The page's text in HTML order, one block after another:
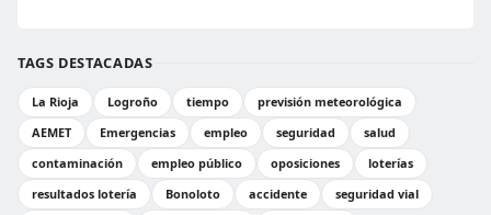
TAGS DESTACADAS
La Rioja Logroño tiempo
previsión meteorológica
AEMET
Emergencias empleo seguridad
salud
contaminación
empleo público oposiciones
loterías
resultados lotería
Bonoloto accidente
seguridad vial